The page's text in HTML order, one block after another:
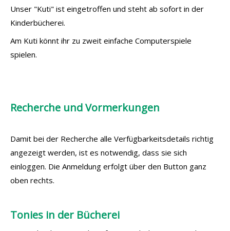
Unser "Kuti" ist eingetroffen und steht ab sofort in der
Kinderbücherei.
Am Kuti könnt ihr zu zweit einfache Computerspiele
spielen.
Recherche und Vormerkungen
Damit bei der Recherche alle Verfügbarkeitsdetails richtig
angezeigt werden, ist es notwendig, dass sie sich
einloggen. Die Anmeldung erfolgt über den Button ganz
oben rechts.
Tonies in der Bücherei